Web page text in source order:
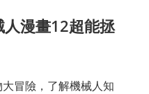
漫畫12超能拯
冒險，了解機械人知